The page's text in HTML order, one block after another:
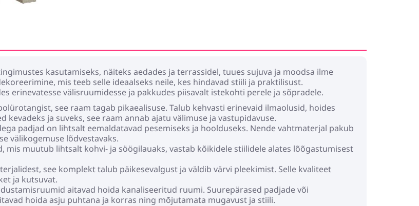
kasutamiseks, näiteks aedades ja terrassidel, tuues sujuva ja moodsa ilme
mis teeb selle ideaalseks neile, kes hindavad stiili ja praktilisust.
erinevatesse välisruumidesse ja pakkudes piisavalt istekohti perele ja sõpradele.
see raam tagab pikaealisuse. Talub kehvasti erinevaid ilmaolusid, hoides
kevadeks ja suveks, see raam annab ajatu välimuse ja vastupidavuse.
padjad on lihtsalt eemaldatavad pesemiseks ja hoolduseks. Nende vahtmaterjal pakub
välikogemuse lõdvestavaks.
mis muutub lihtsalt kohvi- ja söögilauaks, vastab kõikidele stiilidele alates lõõgastumisest
see komplekt talub päikesevalgust ja väldib värvi pleekimist. Selle kvaliteet
ja kutsuvat.
aitavad hoida kanaliseeritud ruumi. Suurepärased padjade või
hoida asju puhtana ja korras ning mõjutamata mugavust ja stiili.